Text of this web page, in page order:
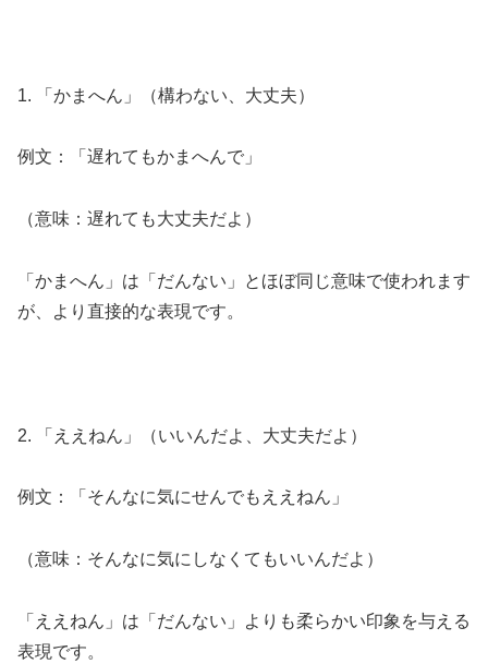
1. 「かまへん」（構わない、大丈夫）
例文：「遅れてもかまへんで」
（意味：遅れても大丈夫だよ）
「かまへん」は「だんない」とほぼ同じ意味で使われます
が、より直接的な表現です。
2. 「ええねん」（いいんだよ、大丈夫だよ）
例文：「そんなに気にせんでもええねん」
（意味：そんなに気にしなくてもいいんだよ）
「ええねん」は「だんない」よりも柔らかい印象を与える
表現です。